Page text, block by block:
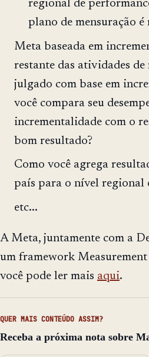
regional de
plano de mensuração
Meta baseada em
restante das atividades
julgado com base em
você compara seu
incrementalidade com o
bom resultado?
Como você agrega
país para o nível regional
etc...
A Meta, juntamente com a
um framework
você pode ler mais aqui.
QUER MAIS CONTEÚDO ASSIM?
Receba a próxima nota sobre